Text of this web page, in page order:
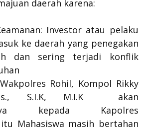
daerah karena:
Investor atau pelaku
ke daerah yang penegakan
dan sering terjadi konflik
Rohil, Kompol Rikky
S.I.K, M.I.K akan
kepada Kapolres
itu Mahasiswa masih bertahan